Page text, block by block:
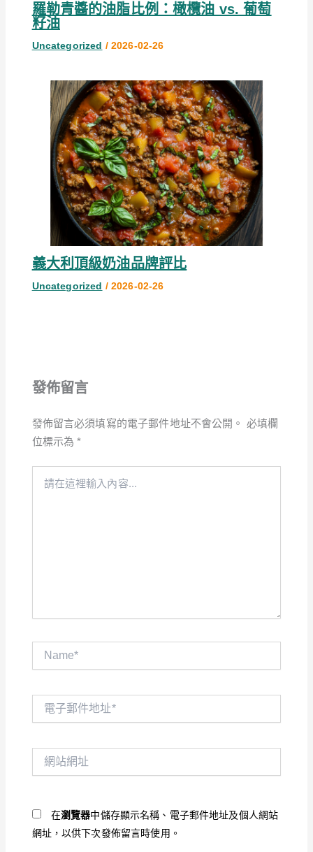
羅勒青醬的油脂比例：橄欖油 vs. 葡萄
籽油
Uncategorized / 2026-02-26
義大利頂級奶油品牌評比
Uncategorized / 2026-02-26
發佈留言
發佈留言必須填寫的電子郵件地址不會公開。 必填欄
位標示為*
在瀏覽器中儲存顯示名稱、電子郵件地址及個人網站
網址，以供下次發佈留言時使用。